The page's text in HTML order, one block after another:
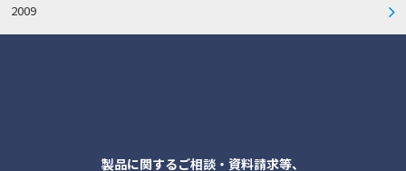
2009
製品に関するご相談・資料請求等、